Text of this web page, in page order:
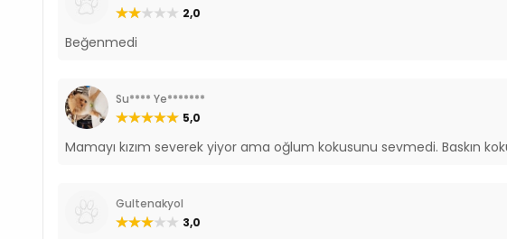
2,0
Beğenmedi
Su**** Ye*******
5,0
Mamayı kızım severek yiyor ama oğlum kokusunu sevmedi. Baskın
Gultenakyol
3,0